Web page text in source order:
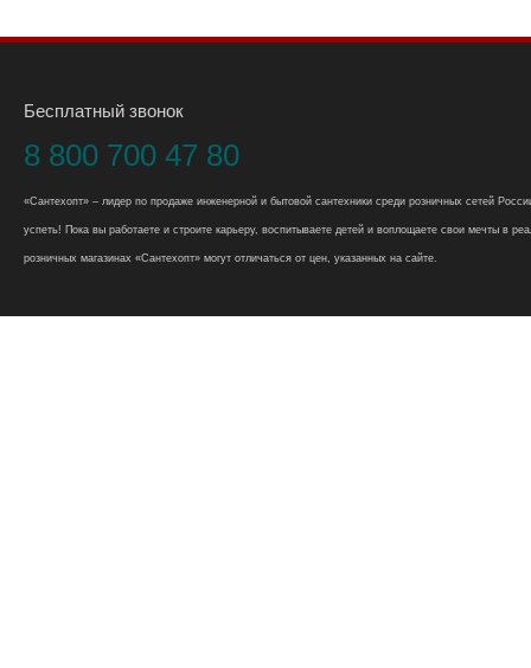
Бесплатный звонок
8 800 700 47 80
«Сантехопт» – лидер по продаже инженерной и бытовой сантехники среди розничных сетей
успеть! Пока вы работаете и строите карьеру, воспитываете детей и воплощаете свои мечты в
розничных магазинах «Сантехопт» могут отличаться от цен, указанных на сайте.